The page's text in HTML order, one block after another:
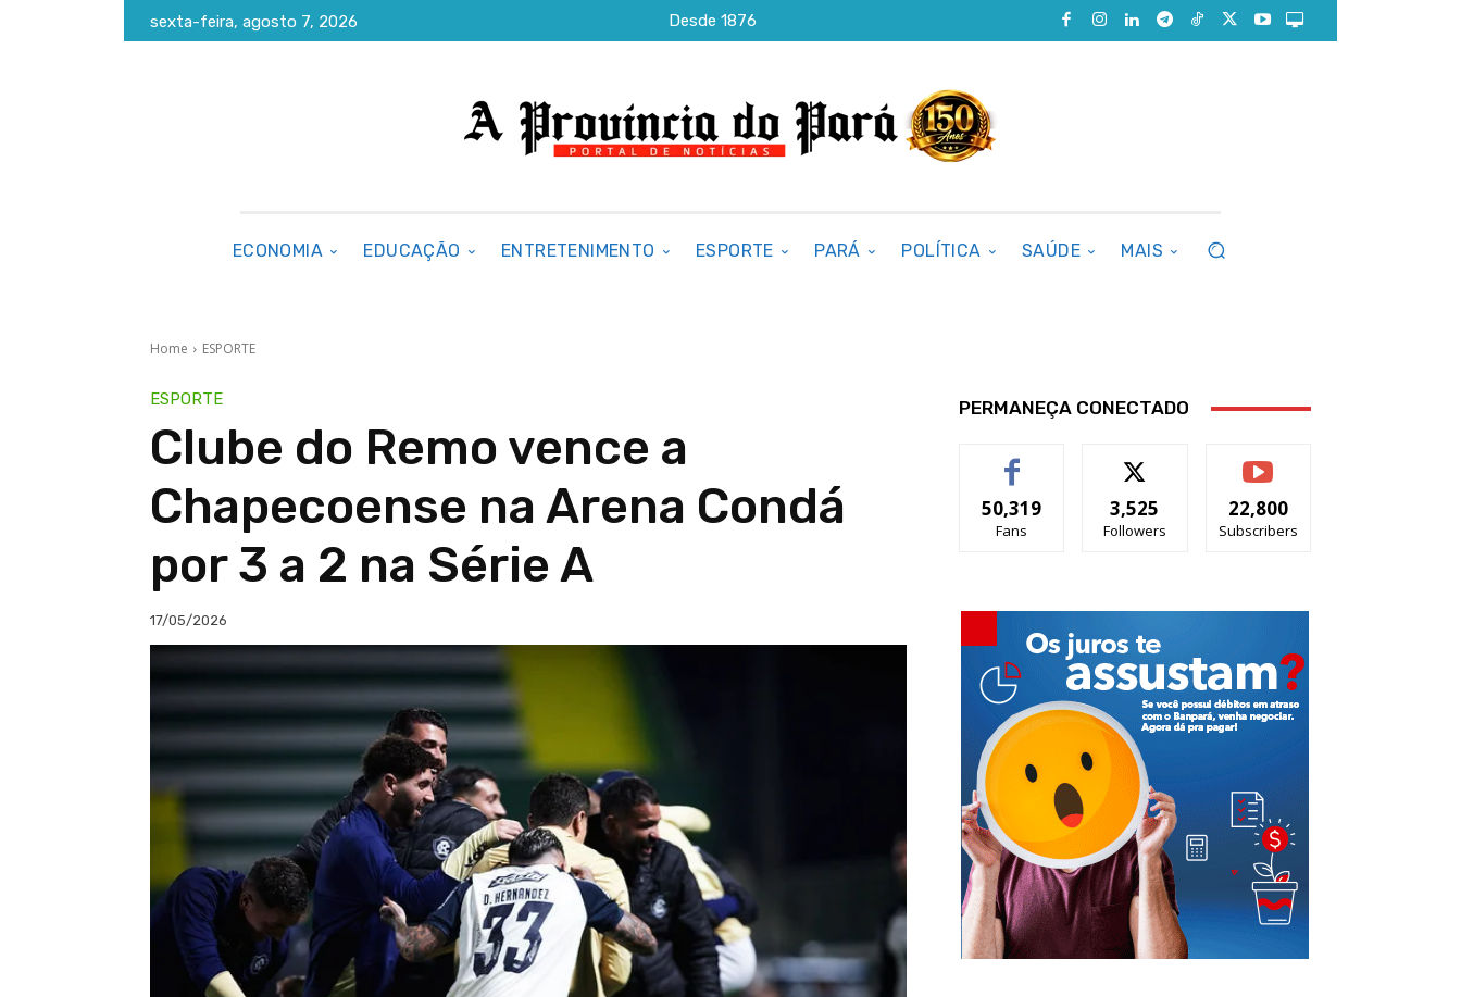
sexta-feira, agosto 7, 2026 Desde 1876
ECONOMIA EDUCAÇÃO ENTRETENIMENTO ESPORTE PARÁ POLÍTICA SAÚDE MAIS
Home ESPORTE
ESPORTE
Clube do Remo vence a
Chapecoense na Arena Condá
por 3 a 2 na Série A
17/05/2026
PERMANEÇA CONECTADO
50,319
Fans
3,525
Followers
22,800
Subscribers